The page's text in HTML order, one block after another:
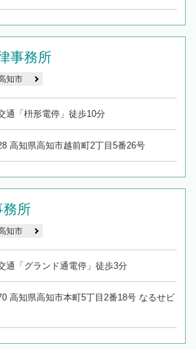
事務所
知市
通「枡形電停」徒歩10分
高知県高知市越前町2丁目5番26号
務所
知市
通「グランド通電停」徒歩3分
高知県高知市本町5丁目2番18号 なるせビ